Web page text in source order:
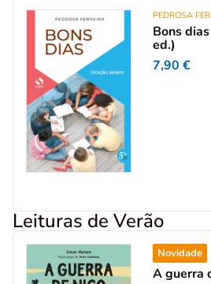
PEDROSA
Bons
ed.)
7,90 €
Leituras de Verão
Novidade
A guerra